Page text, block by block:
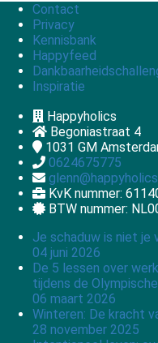
Contact
Privacy
Kennisbank
Happyfeed
Inspiratie
Happyholics
Begoniastraat 4
1031 GM
0624675775
KvK nummer:
BTW nummer:
Je schaduw is niet je
04 juni 2026
De 5 lessen over
tijdens de
06 maart 2026
Winteren: De kracht
28 november 2025